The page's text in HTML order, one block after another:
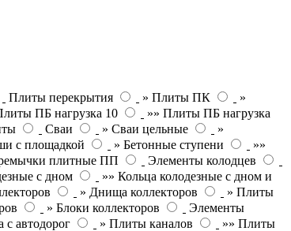
Плиты перекрытия » Плиты ПК
»
ПБ нагрузка 10
»» Плиты ПБ нагрузка
Сваи » Сваи цельные
»
с площадкой » Бетонные ступени
»»
плитные ПП
Элементы колодцев
с дном
»» Кольца колодезные с дном и
» Днища коллекторов
» Плиты
» Блоки коллекторов
Элементы
с автодорог » Плиты каналов
»» Плиты